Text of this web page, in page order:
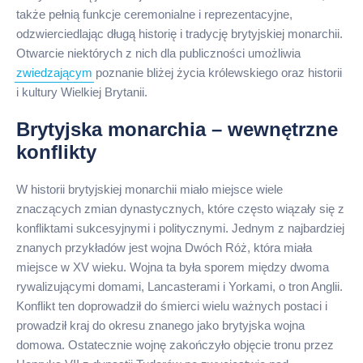
także pełnią funkcje ceremonialne i reprezentacyjne,
odzwierciedlając długą historię i tradycję brytyjskiej monarchii.
Otwarcie niektórych z nich dla publiczności umożliwia
zwiedzającym poznanie bliżej życia królewskiego oraz historii
i kultury Wielkiej Brytanii.
Brytyjska monarchia – wewnętrzne
konflikty
W historii brytyjskiej monarchii miało miejsce wiele
znaczących zmian dynastycznych, które często wiązały się z
konfliktami sukcesyjnymi i politycznymi. Jednym z najbardziej
znanych przykładów jest wojna Dwóch Róż, która miała
miejsce w XV wieku. Wojna ta była sporem między dwoma
rywalizującymi domami, Lancasterami i Yorkami, o tron Anglii.
Konflikt ten doprowadził do śmierci wielu ważnych postaci i
prowadził kraj do okresu znanego jako brytyjska wojna
domowa. Ostatecznie wojnę zakończyło objęcie tronu przez